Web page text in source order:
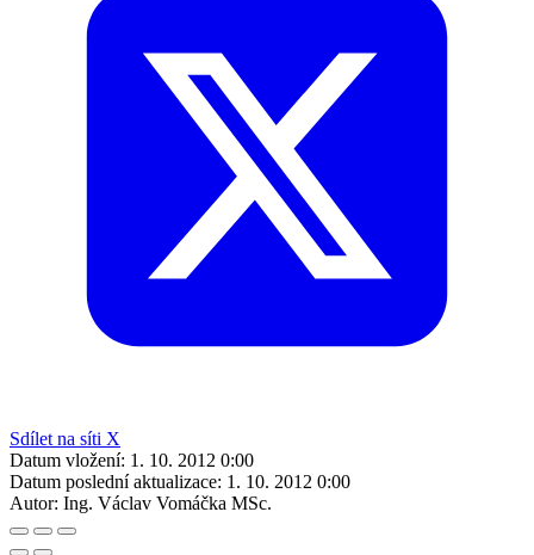
Sdílet na síti X
Datum vložení: 1. 10. 2012 0:00
Datum poslední aktualizace: 1. 10. 2012 0:00
Autor: Ing. Václav Vomáčka MSc.